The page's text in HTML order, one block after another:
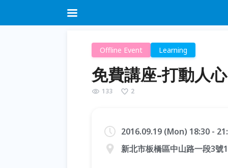
Offline Event Learning
免費講座-打動人
133 2
2016.09.19 (Mon) 18:30 -
新北市板橋區中山路一段3號